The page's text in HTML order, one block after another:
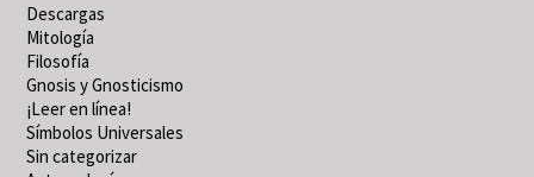
Descargas
Mitología
Filosofía
Gnosis y Gnosticismo
¡Leer en línea!
Símbolos Universales
Sin categorizar